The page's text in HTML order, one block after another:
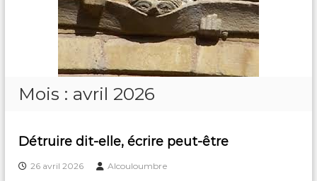
Mois : avril 2026
Détruire dit-elle, écrire peut-être
26 avril 2026 Alcouloumbre